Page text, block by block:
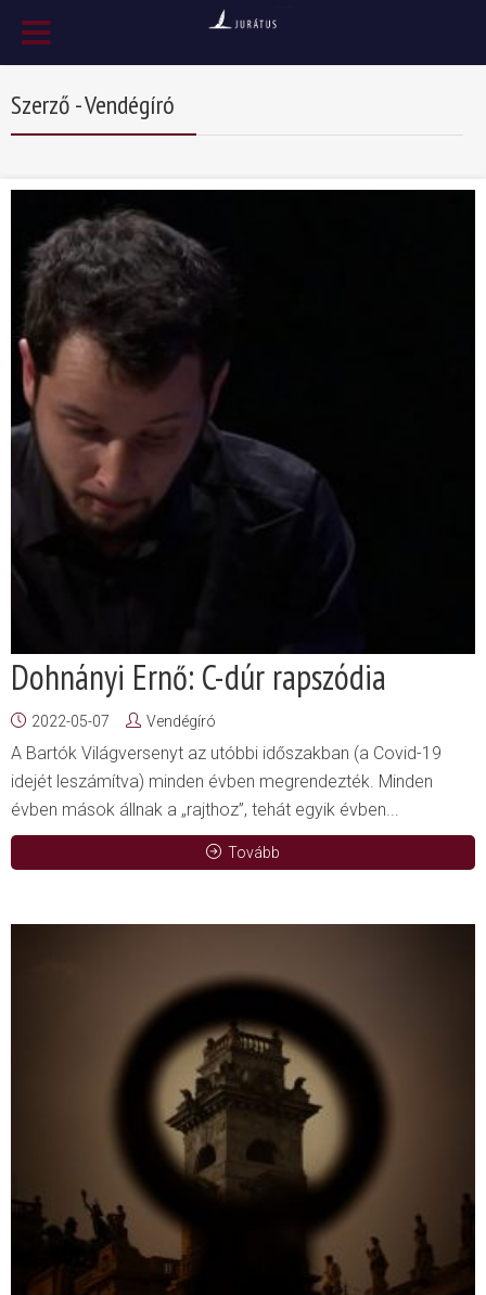
Szerző - Vendégíró
Dohnányi Ernő: C-dúr rapszódia
2022-05-07 Vendégíró
A Bartók Világversenyt az utóbbi időszakban (a Covid-19
idejét leszámítva) minden évben megrendezték. Minden
évben mások állnak a „rajthoz”, tehát egyik évben...
Tovább